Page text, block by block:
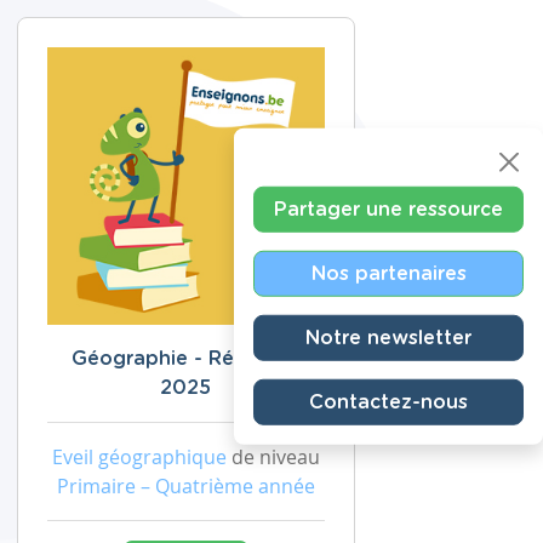
Géographie - Révisions
2025
Eveil géographique de niveau
Primaire – Quatrième année
Partager une ressource
Nos partenaires
Notre newsletter
Contactez-nous